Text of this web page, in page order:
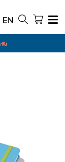
EN
)